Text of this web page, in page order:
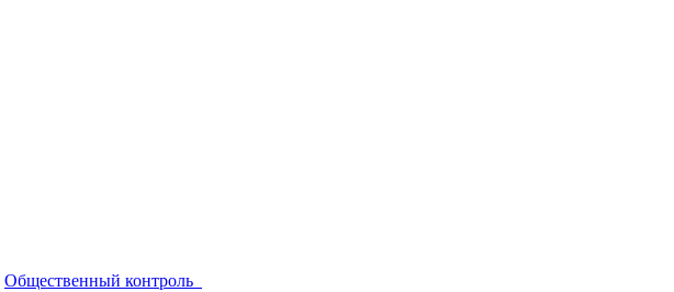
Общественный контроль